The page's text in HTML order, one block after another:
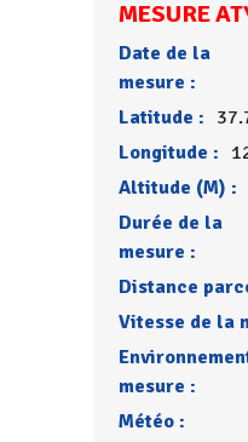
MESURE
Date de la
mesure :
Latitude :
Longitude :
Altitude (M) :
Durée de la
mesure :
Distance
Vitesse de la
mesure :
Météo :